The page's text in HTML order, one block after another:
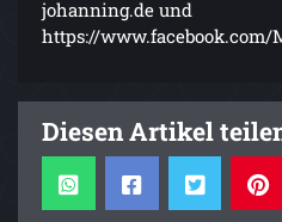
johanning.de und
https://
Diesen Artikel